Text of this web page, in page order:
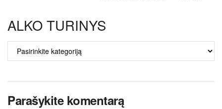
ALKO TURINYS
TURINYS
Parašykite komentarą